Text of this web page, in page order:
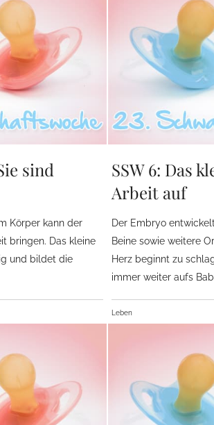
sind
Körper kann der
bringen. Das kleine
und bildet die
SSW 6: Das
Arbeit auf
Der Embryo
Beine sowie weitere
Herz beginnt zu
immer weiter aufs
Leben